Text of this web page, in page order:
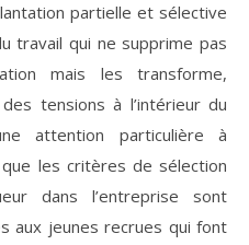
partielle et sélective
travail qui ne supprime pas
mais les transforme,
tensions à l’intérieur du
attention particulière à
que les critères de sélection
dans l’entreprise sont
aux jeunes recrues qui font